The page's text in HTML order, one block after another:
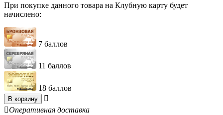
При покупке данного товара на Клубную карту будет
начислено:
7 баллов
11 баллов
18 баллов
В корзину

Оперативная доставка